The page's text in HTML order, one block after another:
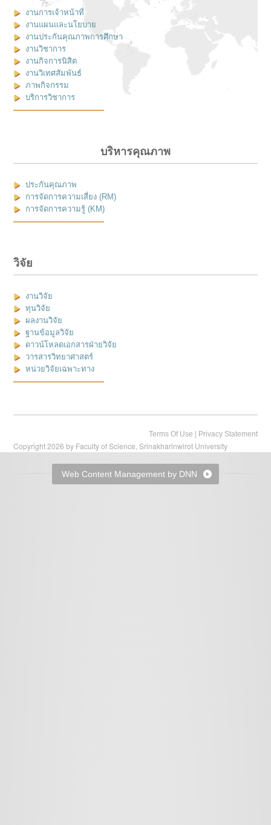
งานการเจ้าหน้าที่
งานแผนและนโยบาย
งานประกันคุณภาพการศึกษา
งานวิชาการ
งานกิจการนิสิต
งานวิเทศสัมพันธ์
ภาพกิจกรรม
บริการวิชาการ
บริหารคุณภาพ
ประกันคุณภาพ
การจัดการความเสี่ยง (RM)
การจัดการความรู้ (KM)
วิจัย
งานวิจัย
ทุนวิจัย
ผลงานวิจัย
ฐานข้อมูลวิจัย
ดาวน์โหลดเอกสารฝ่ายวิจัย
วารสารวิทยาศาสตร์
หน่วยวิจัยเฉพาะทาง
Terms Of Use | Privacy Statement
Copyright 2026 by Faculty of Science, Srinakharinwirot University
Web Content Management by DNN